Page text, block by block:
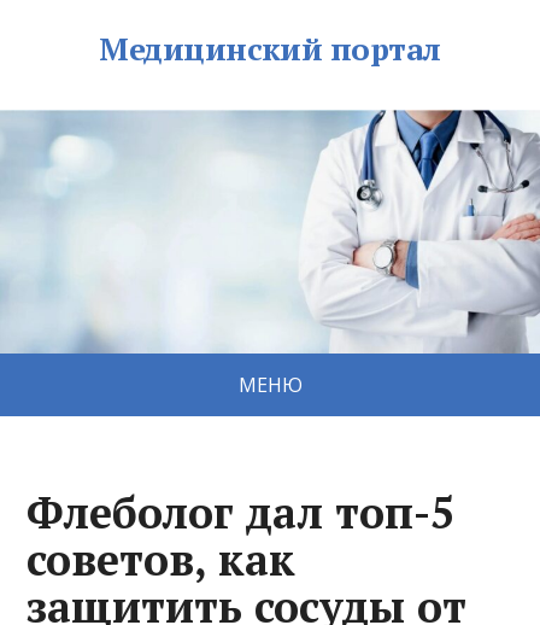
Медицинский портал
МЕНЮ
Флеболог дал топ-5
советов, как
защитить сосуды от